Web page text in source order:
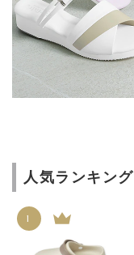
人気ランキング
1